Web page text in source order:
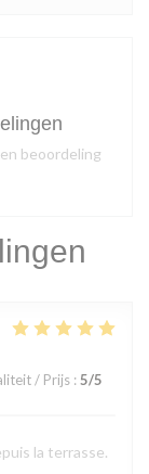
/ Prijs : 5/5
la terrasse.
beoordeling